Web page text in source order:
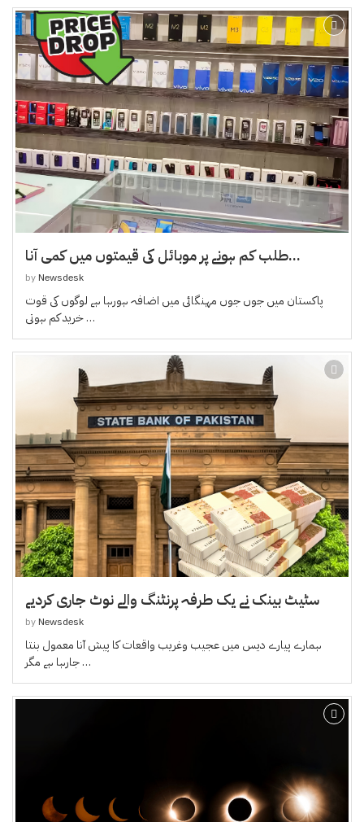
طلب کم ہونے پر موبائل کی قیمتوں میں کمی آنا...
by Newsdesk
پاکستان میں جوں جوں مہنگائی میں اضافہ ہورہا ہے لوگوں کی قوت
خرید کم ہوتی …
سٹیٹ بینک نے یک طرفہ پرنٹنگ والے نوٹ جاری کردیے
by Newsdesk
ہمارے پیارے دیس میں عجیب وغریب واقعات کا پیش آنا معمول بنتا
جارہا ہے مگر …